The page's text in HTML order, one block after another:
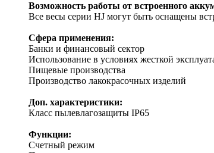
Возможность работы от встроенного
Все весы серии HJ могут быть оснащены
Сфера применения:
Банки и финансовый сектор
Использование в условиях жесткой
Пищевые производства
Производство лакокрасочных изделий
Доп. характеристики:
Класс пылевлагозащиты IP65
Функции:
Счетный режим